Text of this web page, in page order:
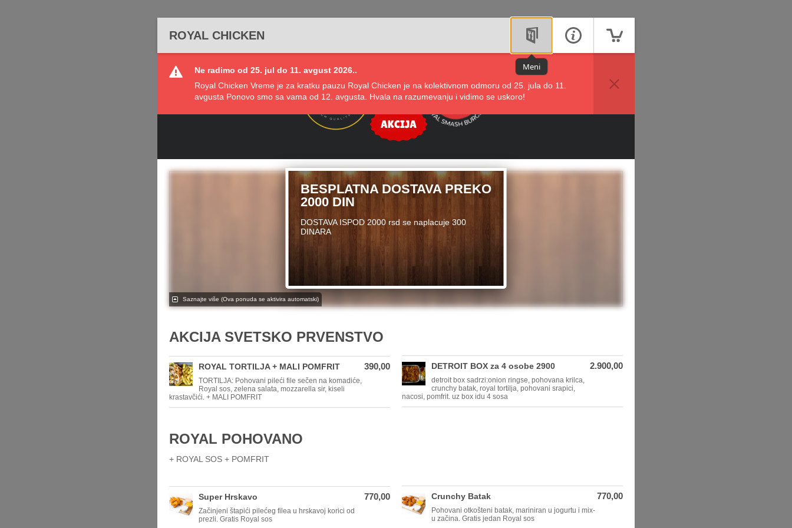
ROYAL CHICKEN
Meni
Ne radimo od 25. jul do 11. avgust 2026..
Royal Chicken Vreme je za kratku pauzu Royal Chicken je na kolektivnom odmoru od 25. jula do 11.
avgusta Ponovo smo sa vama od 12. avgusta. Hvala na razumevanju i vidimo se uskoro!
BESPLATNA DOSTAVA PREKO
2000 DIN
DOSTAVA ISPOD 2000 rsd se naplacuje 300
DINARA
Saznajte više (Ova ponuda se aktivira automatski)
AKCIJA SVETSKO PRVENSTVO
ROYAL TORTILJA + MALI POMFRIT
TORTILJA: Pohovani pileći file sečen na komadiće,
Royal sos, zelena salata, mozzarella sir, kiseli
krastavčići. + MALI POMFRIT
390,00 DETROIT BOX za 4 osobe 2900
detroit box sadrzi:onion ringse, pohovana krilca,
crunchy batak, royal tortilja, pohovani srapici,
nacosi, pomfrit. uz box idu 4 sosa
2.900,00
ROYAL POHOVANO
+ ROYAL SOS + POMFRIT
Super Hrskavo
Začinjeni štapići pilećeg filea u hrskavoj korici od
prezli. Gratis Royal sos
770,00 Crunchy Batak
Pohovani otkošteni batak, mariniran u jogurtu i mix-
u začina. Gratis jedan Royal sos
770,00